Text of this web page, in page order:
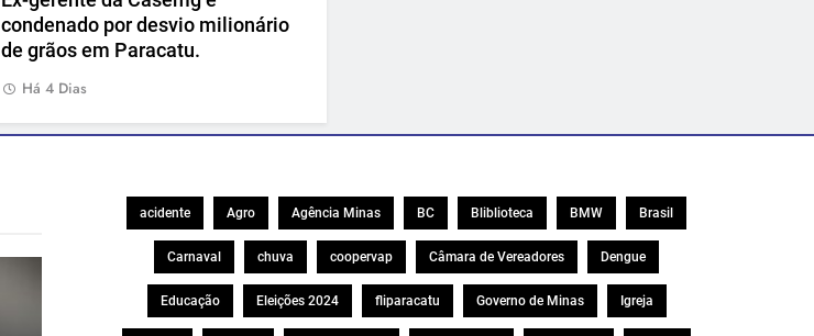
condenado por desvio milionário
de grãos em Paracatu.
Há 4 Dias
acidente Agro Agência Minas BC Bliblioteca BMW Brasil
Carnaval chuva coopervap Câmara de Vereadores Dengue
Educação Eleições 2024 fliparacatu Governo de Minas Igreja